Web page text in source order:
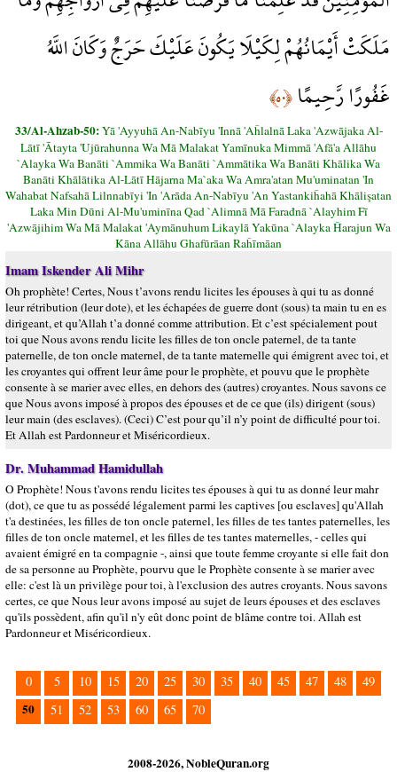
مَلَكَتْ أَيْمَانُهُمْ لِكَيْلَا يَكُونَ عَلَيْكَ حَرَجٌ وَكَانَ اللَّهُ
غَفُورًا رَّحِيمًا﴿٥٠﴾
33/Al-Ahzab-50:Yā 'Ayyuhā An-Nabīyu 'Innā 'Aĥlalnā Laka 'Azwājaka Al-
Lātī 'Ātayta 'Ujūrahunna Wa Mā Malakat Yamīnuka Mimmā 'Afā'a Allāhu
`Alayka Wa Banāti `Ammika Wa Banāti `Ammātika Wa Banāti Khālika Wa
Banāti Khālātika Al-Lātī Hājarna Ma`aka Wa Amra'atan Mu'uminatan 'In
Wahabat Nafsahā Lilnnabīyi 'In 'Arāda An-Nabīyu 'An Yastankiĥahā Khālişatan
Laka Min Dūni Al-Mu'uminīna Qad `Alimnā Mā Farađnā `Alayhim Fī
'Azwājihim Wa Mā Malakat 'Aymānuhum Likaylā Yakūna `Alayka Ĥarajun Wa
Kāna Allāhu Ghafūrāan Raĥīmāan
Imam Iskender Ali Mihr
Oh prophète! Certes, Nous t’avons rendu licites les épouses à qui tu as donné
leur rétribution (leur dote), et les échapées de guerre dont (sous) ta main tu en es
dirigeant, et qu’Allah t’a donné comme attribution. Et c’est spécialement pout
toi que Nous avons rendu licite les filles de ton oncle paternel, de ta tante
paternelle, de ton oncle maternel, de ta tante maternelle qui émigrent avec toi, et
les croyantes qui offrent leur âme pour le prophète, et pouvu que le prophète
consente à se marier avec elles, en dehors des (autres) croyantes. Nous savons ce
que Nous avons imposé à propos des épouses et de ce que (ils) dirigent (sous)
leur main (des esclaves). (Ceci) C’est pour qu’il n’y point de difficulté pour toi.
Et Allah est Pardonneur et Miséricordieux.
Dr. Muhammad Hamidullah
O Prophète! Nous t'avons rendu licites tes épouses à qui tu as donné leur mahr
(dot), ce que tu as possédé légalement parmi les captives [ou esclaves] qu'Allah
t'a destinées, les filles de ton oncle paternel, les filles de tes tantes paternelles, les
filles de ton oncle maternel, et les filles de tes tantes maternelles, - celles qui
avaient émigré en ta compagnie -, ainsi que toute femme croyante si elle fait don
de sa personne au Prophète, pourvu que le Prophète consente à se marier avec
elle: c'est là un privilège pour toi, à l'exclusion des autres croyants. Nous savons
certes, ce que Nous leur avons imposé au sujet de leurs épouses et des esclaves
qu'ils possèdent, afin qu'il n'y eût donc point de blâme contre toi. Allah est
Pardonneur et Miséricordieux.
0 5 10 15 20 25 30 35 40 45 47 48 49
50 51 52 53 60 65 70
2008-2026, NobleQuran.org